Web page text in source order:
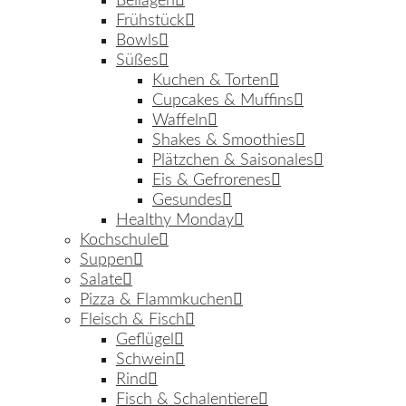
Frühstück
Bowls
Süßes
Kuchen & Torten
Cupcakes & Muffins
Waffeln
Shakes & Smoothies
Plätzchen & Saisonales
Eis & Gefrorenes
Gesundes
Healthy Monday
Kochschule
Suppen
Salate
Pizza & Flammkuchen
Fleisch & Fisch
Geflügel
Schwein
Rind
Fisch & Schalentiere